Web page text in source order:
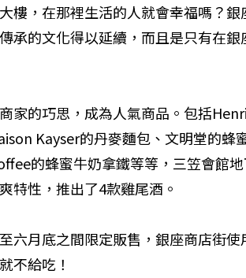
樓，在那裡生活的人就會幸福嗎？
承的文化得以延續，而且是只有在
家的巧思，成為人氣商品。包括
Kayser的丹麥麵包、文明堂的蜂
的蜂蜜牛奶拿鐵等等，三笠會館
特性，推出了4款雞尾酒。
六月底之間限定販售，銀座商店街
不給吃！